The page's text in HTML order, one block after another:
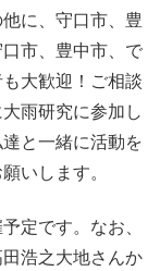
に、守口市、豊
市、豊中市、で
大歓迎！ご相談
雨研究に参加し
と一緒に活動を
いします。
定です。なお、
浩之大地さんか